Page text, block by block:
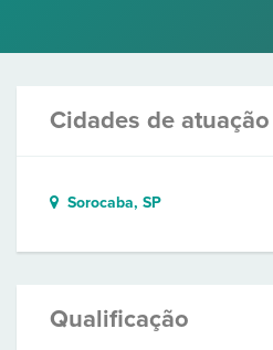
Cidades de atuação
Sorocaba, SP
Qualificação